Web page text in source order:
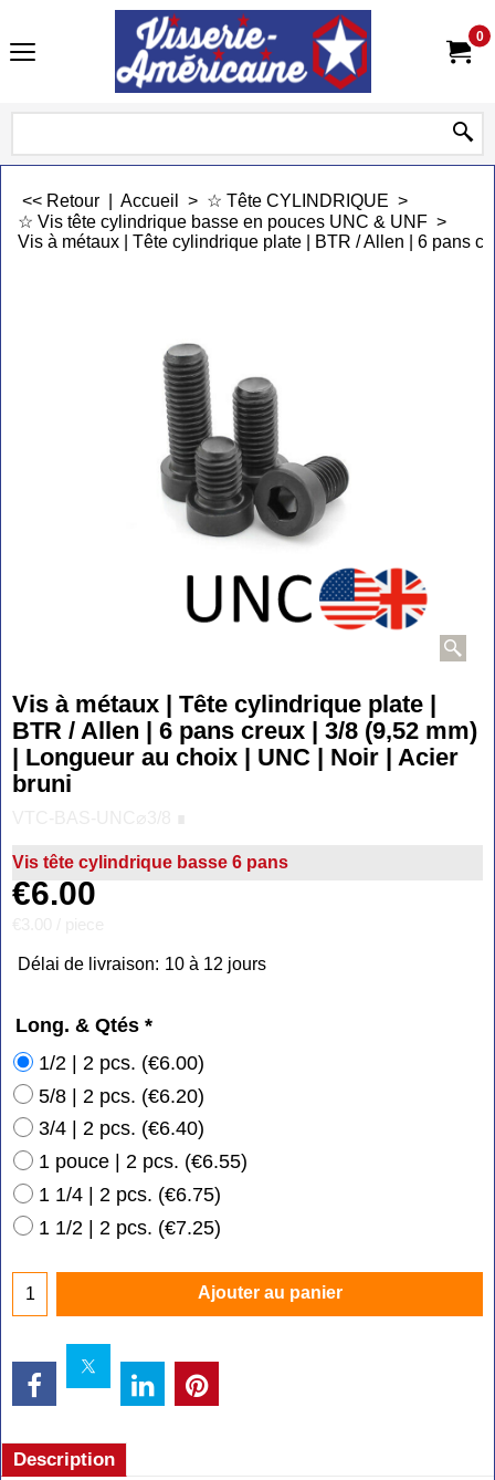
0
<< Retour Accueil > ☆ Tête CYLINDRIQUE >
☆ Vis tête cylindrique basse en pouces UNC & UNF >
Vis à métaux | Tête cylindrique plate | BTR / Allen | 6 pans
Vis à métaux | Tête cylindrique plate |
BTR / Allen | 6 pans creux | 3/8 (9,52 mm)
| Longueur au choix | UNC | Noir | Acier
bruni
Vis tête cylindrique basse 6 pans
€6.00
Délai de livraison: 10 à 12 jours
Long. & Qtés *
1/2 | 2 pcs. (€6.00)
5/8 | 2 pcs. (€6.20)
3/4 | 2 pcs. (€6.40)
1 pouce | 2 pcs. (€6.55)
1 1/4 | 2 pcs. (€6.75)
1 1/2 | 2 pcs. (€7.25)
Ajouter au panier
Description